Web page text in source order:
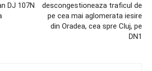
DJ 107N
descongestioneaza traficul de
pe cea mai aglomerata iesire
din Oradea, cea spre Cluj, pe
DN1